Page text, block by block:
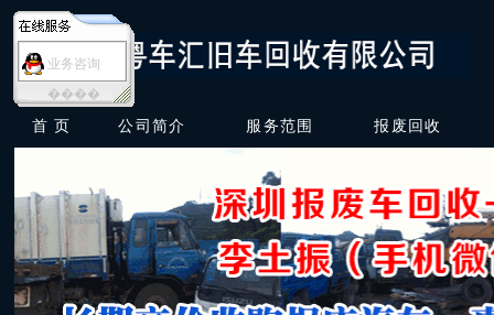
首 页 公司简介 服务范围 报废回收
业务咨询
����